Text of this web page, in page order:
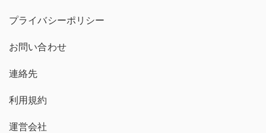
プライバシーポリシー
お問い合わせ
連絡先
利用規約
運営会社